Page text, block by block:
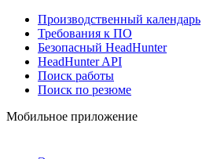
Производственный календарь
Требования к ПО
Безопасный HeadHunter
HeadHunter API
Поиск работы
Поиск по резюме
Мобильное приложение